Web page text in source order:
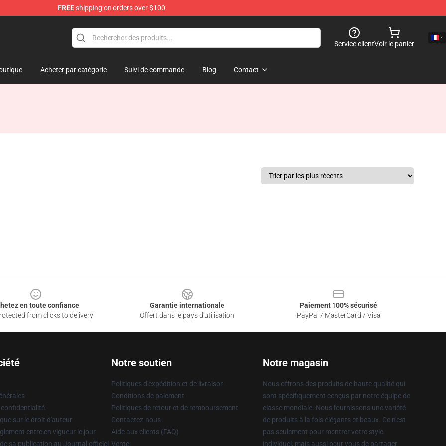
FREEshipping on orders over $100
Service clientVoir le panier
Acheter par catégorie Suivi de commande Blog Contact
en toute confiance
from clicks to delivery
Garantie internationale
Offert dans le pays d'utilisation
Paiement 100% sécurisé
PayPal / MasterCard / Visa
confidentialité
sur le droit d'auteur
entre en vigueur le jour
sa publication au Journal officiel
Notre soutien
Politiques d'expédition et de livraison
Conditions de paiement
Politiques de retour et de remboursement
Contactez-nous
Aide aux clients (FAQ)
Vente
Notre magasin
Nous offrons des produits de haute qualité qui
sont spécifiquement conçus par notre équipe de
classe mondiale. Nous fournissons une variété
de produits à la fois élégants et beaux. Ce n'est
pas seulement pour montrer votre style
individuel, mais aussi pour vous de partager